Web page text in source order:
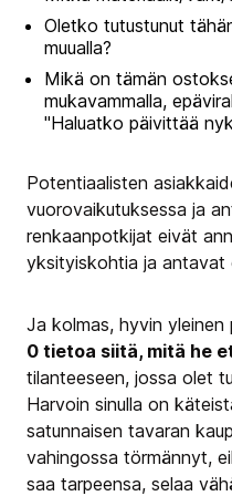
Oletko tutustunut
muualla?
Mikä on tämän
mukavammalla,
"Haluatko päivittää
Potentiaalisten
vuorovaikutuksessa ja
renkaanpotkijat eivät
yksityiskohtia ja antavat
Ja kolmas, hyvin yleinen
0 tietoa siitä, mitä he
tilanteeseen, jossa olet
Harvoin sinulla on
satunnaisen tavaran
vahingossa törmännyt,
saa tarpeensa, selaa